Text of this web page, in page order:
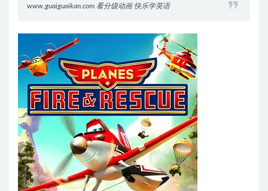
www.guaiguaikan.com 看分级动画 快乐学英语